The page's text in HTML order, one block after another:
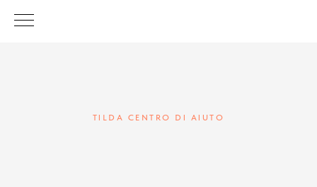
TILDA CENTRO DI AIUTO